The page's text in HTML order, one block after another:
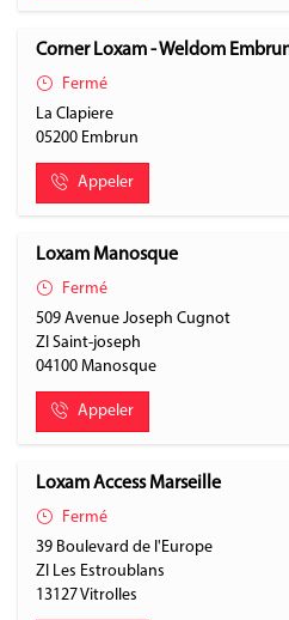
Corner Loxam - Weldom
Fermé
La Clapiere
05200 Embrun
Appeler
Loxam Manosque
Fermé
509 Avenue Joseph Cugnot
ZI Saint-joseph
04100 Manosque
Appeler
Loxam Access Marseille
Fermé
39 Boulevard de l'Europe
ZI Les Estroublans
13127Vitrolles